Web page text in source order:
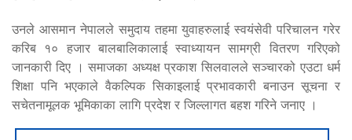
उनले आसमान नेपालले समुदाय तहमा युवाहरुलाई स्वयंसेवी परिचालन गरेर
करिब १० हजार बालबालिकालाई स्वाध्यायन सामग्री वितरण गरिएको
जानकारी दिए । समाजका अध्यक्ष प्रकाश सिलवालले सञ्चारको एउटा धर्म
शिक्षा पनि भएकाले वैकल्पिक सिकाइलाई प्रभावकारी बनाउन सूचना र
सचेतनामूलक भूमिकाका लागि प्रदेश र जिल्लागत बहश गरिने जनाए ।